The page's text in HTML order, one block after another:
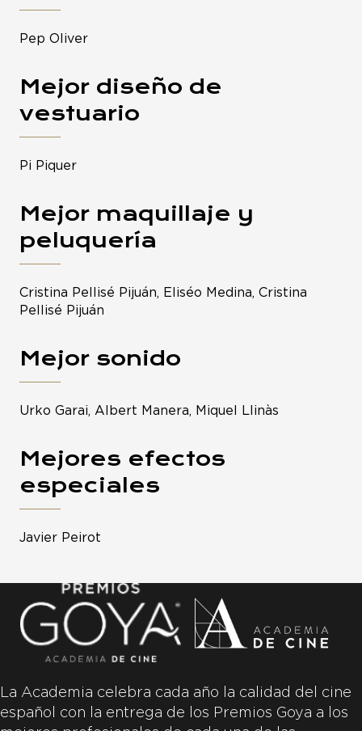
Pep Oliver
Mejor diseño de
vestuario
Pi Piquer
Mejor maquillaje y
peluquería
Cristina Pellisé Pijuán, Eliséo Medina, Cristina
Pellisé Pijuán
Mejor sonido
Urko Garai, Albert Manera, Miquel Llinàs
Mejores efectos
especiales
Javier Peirot
La Academia celebra cada año la calidad del cine
español con la entrega de los Premios Goya a los